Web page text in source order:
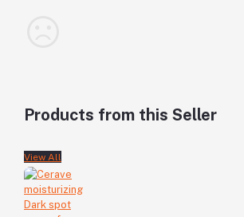
Products from this Seller
View All